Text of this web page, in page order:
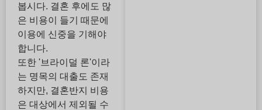
봅시다. 결혼 후에도 많
은 비용이 들기 때문에
이용에 신중을 기해야
합니다.
또한 '브라이덜 론'이라
는 명목의 대출도 존재
하지만, 결혼반지 비용
은 대상에서 제외될 수